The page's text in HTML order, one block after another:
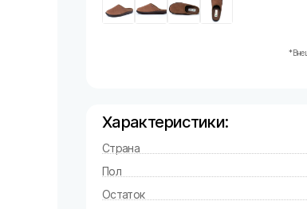
Характеристики:
Страна
Пол
Остаток